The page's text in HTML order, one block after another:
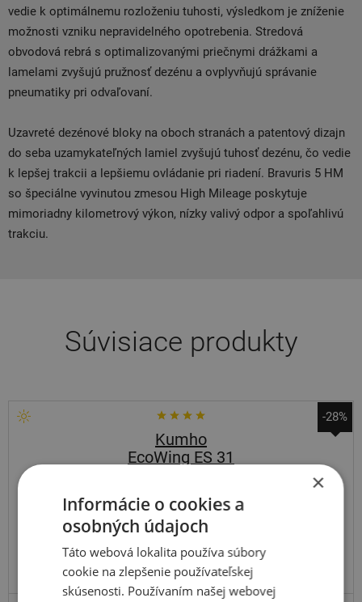
vedie k optimálnemu rozloženiu tuhosti, výsledkom je zníženie
možnosti vzniku nepravidelného opotrebenia. Stredová
obvodová rebrá s optimalizovanými priečnymi drážkami a
lamelami zvyšujú pružnosť dezénu a ovplyvňujú správanie
pneumatiky pri odvaľovaní.
Uzavreté dezénové bloky na oboch stranách a patentový dizajn
do seba uzamykateľných lamiel zvyšujú tuhosť dezénu, čo vedie
k lepšej trakcii a lepšiemu ovládanie pri riadení. Bravuris 5 HM
so špeciálne vyvinutou zmesou High Mileage poskytuje
mimoriadny kilometrový výkon, nízky valivý odpor a spoľahlivú
trakciu.
Súvisiace produkty
-28%
Kumho
EcoWing ES 31
×
Informácie o cookies a
osobných údajoch
Táto webová lokalita používa súbory
cookie na zlepšenie používateľskej
skúsenosti. Používaním našej webovej